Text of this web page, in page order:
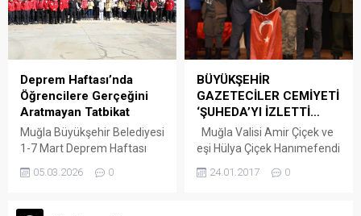
taşıma araçlarını
kullanamayacak durumda
olan engelli vatandaşlar
yaralanabiliyor. Bünyesinde
bulunan 6 adet Engelli Nakil
Aracı ile 13 ilçede...
Deprem Haftası’nda
Öğrencilere Gerçeğini
Aratmayan Tatbikat
Muğla Büyükşehir Belediyesi
1-7 Mart Deprem Haftası
oluşturmak amacıyla
tatbikatı gerçekleştirdi.
05.03.2026 0
BÜYÜKŞEHİR
GAZETECİLER CEMİYETİ
‘ŞUHEDA’YI İZLETTİ…
Muğla Valisi Amir Çiçek ve
eşi Hülya Çiçek Hanımefendi
Kültür Merkezinde
24.01.2017 0